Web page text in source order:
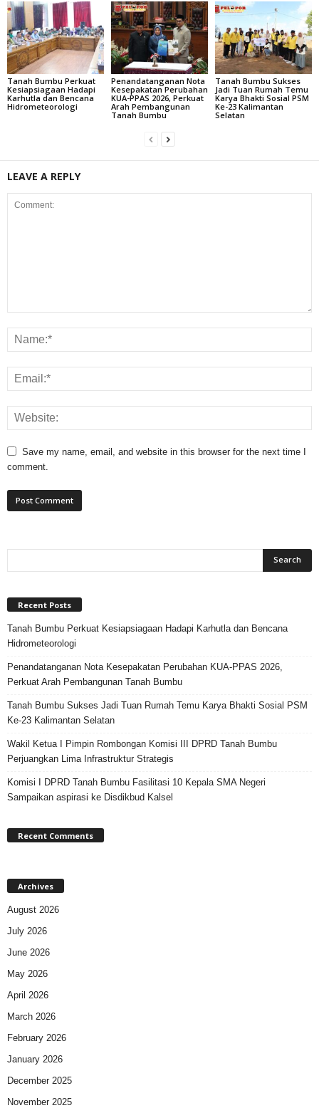
Tanah Bumbu Perkuat
Kesiapsiagaan Hadapi
Karhutla dan Bencana
Hidrometeorologi
Penandatanganan Nota
Kesepakatan Perubahan
KUA-PPAS 2026, Perkuat
Arah Pembangunan
Tanah Bumbu
Tanah Bumbu Sukses
Jadi Tuan Rumah Temu
Karya Bhakti Sosial PSM
Ke-23 Kalimantan
Selatan
LEAVE A REPLY
Save my name, email, and website in this browser for the next time I
comment.
Recent Posts
Tanah Bumbu Perkuat Kesiapsiagaan Hadapi Karhutla dan Bencana
Hidrometeorologi
Penandatanganan Nota Kesepakatan Perubahan KUA-PPAS 2026,
Perkuat Arah Pembangunan Tanah Bumbu
Tanah Bumbu Sukses Jadi Tuan Rumah Temu Karya Bhakti Sosial PSM
Ke-23 Kalimantan Selatan
Wakil Ketua I Pimpin Rombongan Komisi III DPRD Tanah Bumbu
Perjuangkan Lima Infrastruktur Strategis
Komisi I DPRD Tanah Bumbu Fasilitasi 10 Kepala SMA Negeri
Sampaikan aspirasi ke Disdikbud Kalsel
Recent Comments
Archives
August 2026
July 2026
June 2026
May 2026
April 2026
March 2026
February 2026
January 2026
December 2025
November 2025